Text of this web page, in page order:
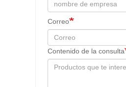
Correo
Contenido de la consulta